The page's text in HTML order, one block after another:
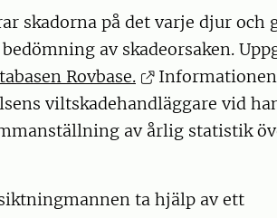
skadorna på det varje djur och
av skadeorsaken.
Rovbase.
Informationen
viltskadehandläggare vid
av årlig statistik
ta hjälp av ett